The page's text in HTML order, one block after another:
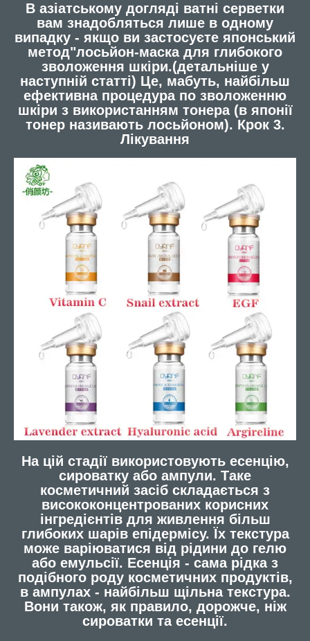
В азіатському догляді ватні серветки
вам знадобляться лише в одному
випадку - якщо ви застосуєте японський
метод"лосьйон-маска для глибокого
зволоження шкіри.(детальніше у
наступній статті) Це, мабуть, найбільш
ефективна процедура по зволоженню
шкіри з використанням тонера (в японії
тонер називають лосьйоном). Крок 3.
Лікування
На цій стадії використовують есенцію,
сироватку або ампули. Таке
косметичний засіб складається з
висококонцентрованих корисних
інгредієнтів для живлення більш
глибоких шарів епідермісу. Їх текстура
може варіюватися від рідини до гелю
або емульсії. Есенція - сама рідка з
подібного роду косметичних продуктів,
в ампулах - найбільш щільна текстура.
Вони також, як правило, дорожче, ніж
сироватки та есенції.